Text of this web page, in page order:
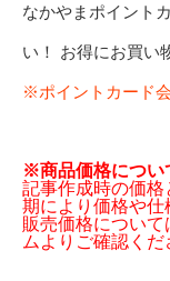
なかやまポイント
い！ お得にお買い
※ポイントカード
※商品価格につい
記事作成時の価
期により価格や仕
販売価格につい
ムよりご確認くだ